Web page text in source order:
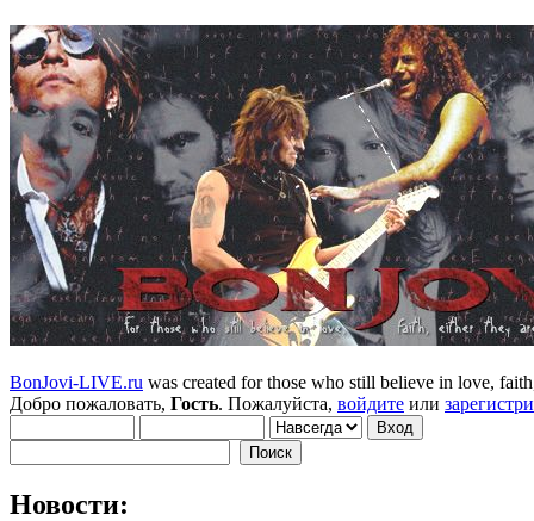
BonJovi-LIVE.ru was created for those who still believe in love,
Добро пожаловать, Гость. Пожалуйста, войдите или
Новости: